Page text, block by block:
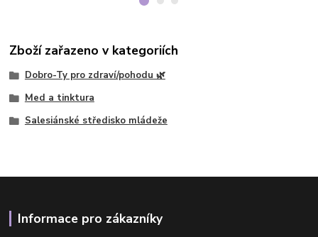
Zboží zařazeno v kategoriích
Dobro-Ty pro zdraví/pohodu 🌿
Med a tinktura
Salesiánské středisko mládeže
Informace pro zákazníky